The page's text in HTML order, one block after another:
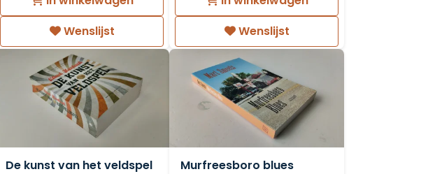
Wenslijst
Wenslijst
De kunst van het veldspel
Murfreesboro blues